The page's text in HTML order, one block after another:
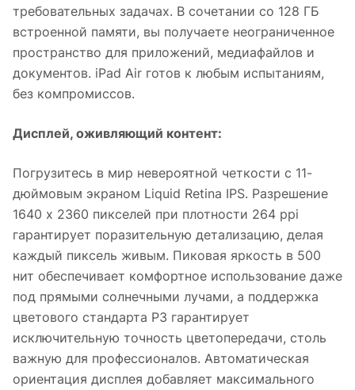
требовательных задачах. В сочетании со 128 ГБ
встроенной памяти, вы получаете неограниченное
пространство для приложений, медиафайлов и
документов. iPad Air готов к любым испытаниям,
без компромиссов.
Дисплей, оживляющий контент:
Погрузитесь в мир невероятной четкости с 11-
дюймовым экраном Liquid Retina IPS. Разрешение
1640 x 2360 пикселей при плотности 264 ppi
гарантирует поразительную детализацию, делая
каждый пиксель живым. Пиковая яркость в 500
нит обеспечивает комфортное использование даже
под прямыми солнечными лучами, а поддержка
цветового стандарта P3 гарантирует
исключительную точность цветопередачи, столь
важную для профессионалов. Автоматическая
ориентация дисплея добавляет максимального